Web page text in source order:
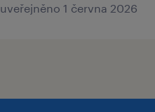
uveřejněno 1 června 2026